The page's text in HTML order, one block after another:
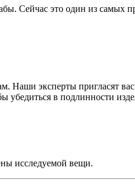
Сейчас это один из
Наши эксперты пригласят
убедиться в подлинности
исследуемой вещи.